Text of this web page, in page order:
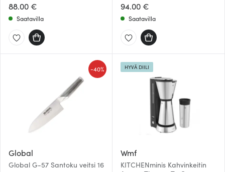
88.00 €
Saatavilla
94.00 €
Saatavilla
Global
Global G-57 Santoku veitsi 16
-40%
Wmf
KITCHENminis Kahvinkeitin
HYVÄ DIILI